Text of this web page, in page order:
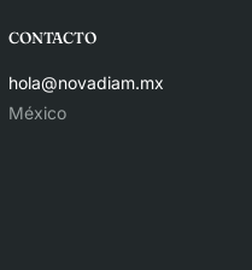
CONTACTO
hola@novadiam.mx
México